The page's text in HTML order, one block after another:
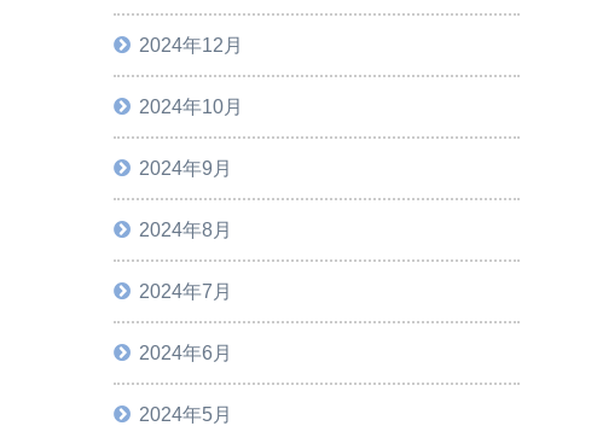
2024年12月
2024年10月
2024年9月
2024年8月
2024年7月
2024年6月
2024年5月